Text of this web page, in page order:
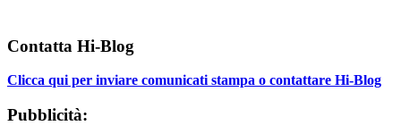
Contatta Hi-Blog
Clicca qui per inviare comunicati stampa o contattare Hi-Blog
Pubblicità: